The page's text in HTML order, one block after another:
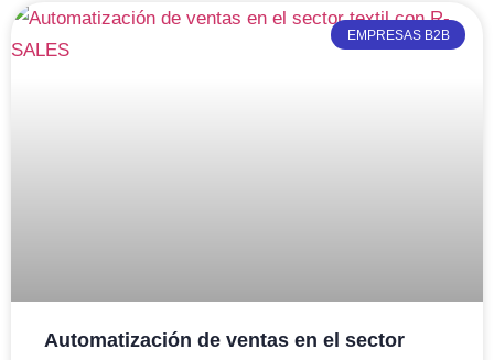
EMPRESAS B2B
Automatización de ventas en el sector